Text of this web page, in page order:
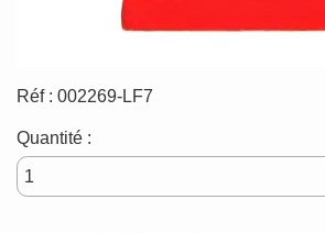
Réf : 002269-LF7
Quantité :